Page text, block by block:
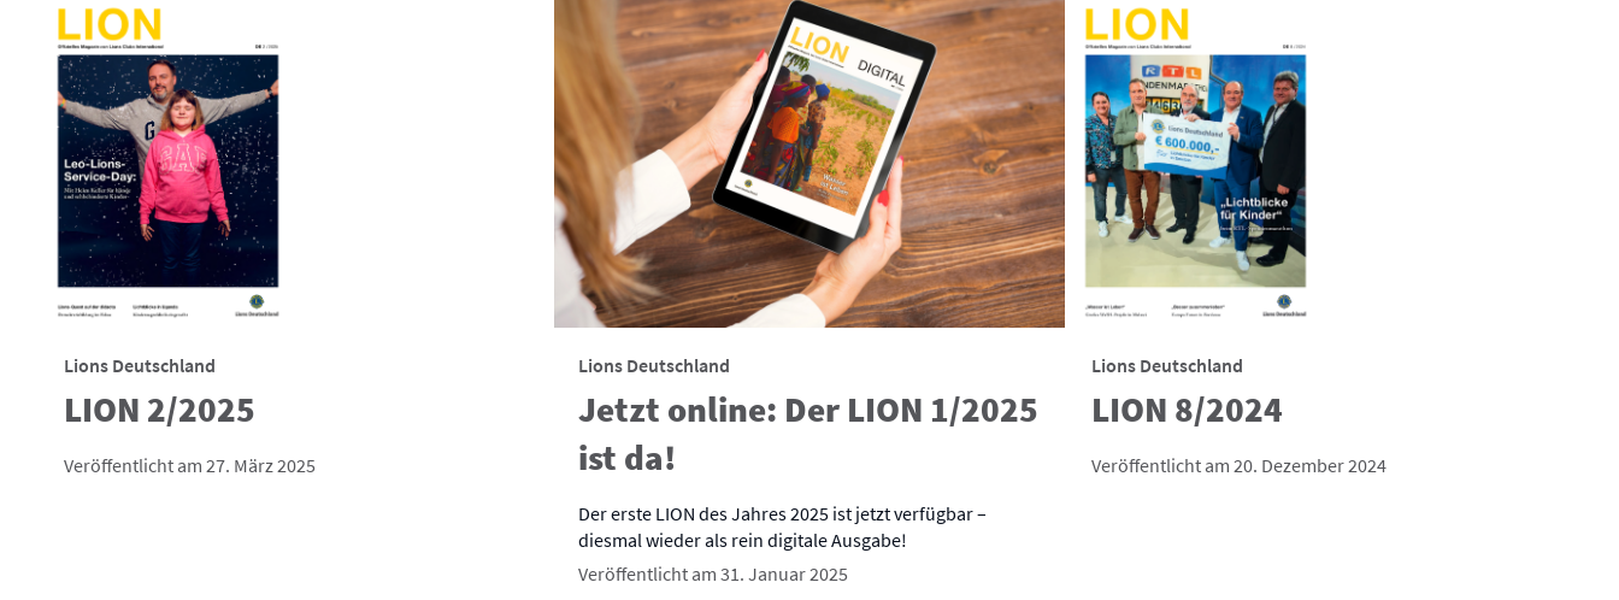
Lions Deutschland
LION 2/2025
Veröffentlicht am 27. März 2025
Lions Deutschland
Jetzt online: Der LION 1/2025
ist da!
Der erste LION des Jahres 2025 ist jetzt verfügbar –
diesmal wieder als rein digitale Ausgabe!
Veröffentlicht am 31. Januar 2025
Lions Deutschland
LION 8/2024
Veröffentlicht am 20. Dezember 2024